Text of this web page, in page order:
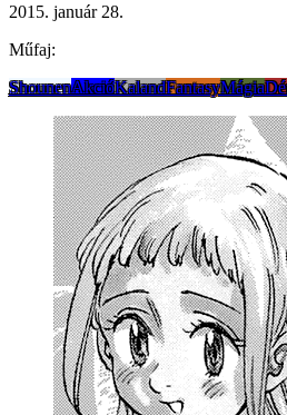
2015. január 28.
Műfaj:
ShounenAkcióKalandFantasyMágia